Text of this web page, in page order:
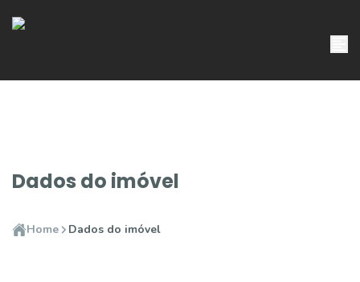
Dados do imóvel
Home Dados do imóvel